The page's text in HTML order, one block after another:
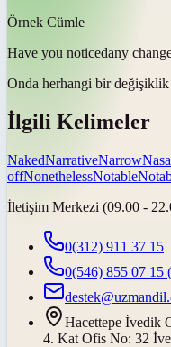
Örnek Cümle
Have you noticedany
Onda herhangi bir değişiklik
İlgili Kelimeler
NakedNarrativeNarrow
offNonethelessNotable
İletişim Merkezi (09.00 -
0(312) 911 37 15
0(546) 855 07 15
Hacettepe İvedik
4. Kat Ofis No: 32